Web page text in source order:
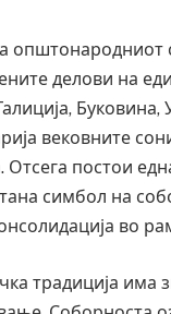
општонародниот
делови на
Буковина,
вековните
постои
симбол на
во
традиција има
…
Рачна
локали